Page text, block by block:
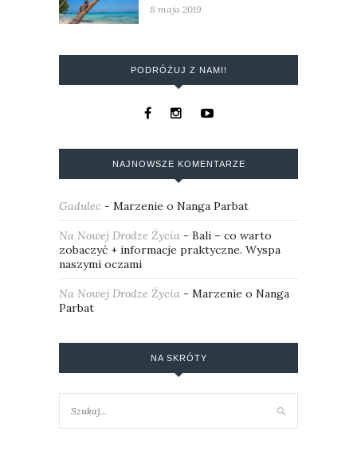
8 maja 2019
PODRÓŻUJ Z NAMI!
NAJNOWSZE KOMENTARZE
Gadulec - Marzenie o Nanga Parbat
Na Nowej Drodze Życia - Bali – co warto
zobaczyć + informacje praktyczne. Wyspa
naszymi oczami
Na Nowej Drodze Życia - Marzenie o Nanga
Parbat
NA SKRÓTY